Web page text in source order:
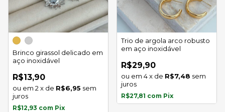
Brinco girassol delicado em
aço inoxidável
R$13,90
2 x de R$6,95 sem
juros
R$12,93 com Pix
Trio de argola arco robusto
em aço inoxidável
R$29,90
4x de R$7,48 sem
juros
R$27,81 com Pix